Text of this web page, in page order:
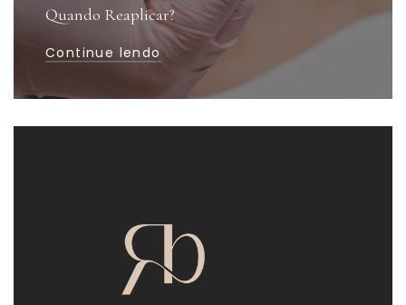
Quando Reaplicar?
Continue lendo